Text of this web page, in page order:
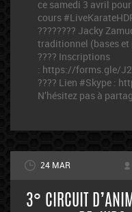
ce samedi 3 avril
cours
???????? Jacky
traditionnel (bases
???? Inscriptions
: https://forms.gle/
???? Lien #Skype :
N’hésitez pas à
24 MAR
3° CIRCUIT